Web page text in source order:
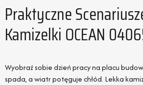
Praktyczne
Kamizelki OCEAN
Wyobraź sobie dzień pracy na placu
spada, a wiatr potęguje chłód. Lekka